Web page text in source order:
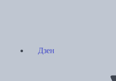
Дзен